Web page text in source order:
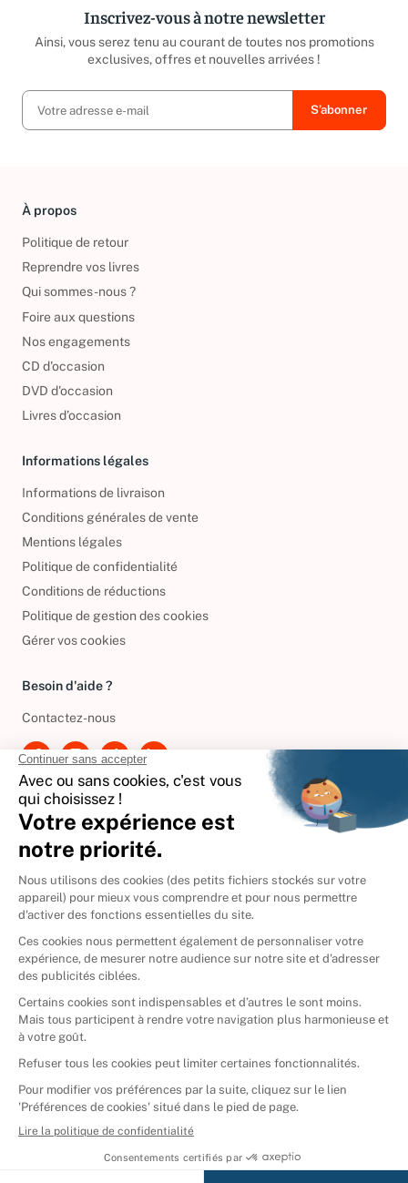
Inscrivez-vous à notre newsletter
Ainsi, vous serez tenu au courant de toutes nos promotions
exclusives, offres et nouvelles arrivées !
À propos
Politique de retour
Reprendre vos livres
Qui sommes-nous ?
Foire aux questions
Nos engagements
CD d'occasion
DVD d'occasion
Livres d’occasion
Informations légales
Informations de livraison
Conditions générales de vente
Mentions légales
Politique de confidentialité
Conditions de réductions
Politique de gestion des cookies
Gérer vos cookies
Besoin d'aide ?
Contactez-nous
International
🇪🇸 Espagne
🇩🇪Allemagne
🇮🇹 Italie